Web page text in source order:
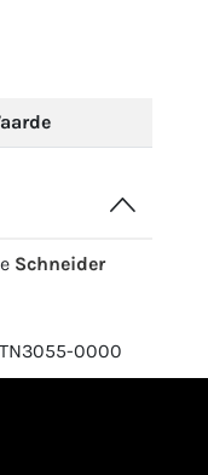
Schneider
0000